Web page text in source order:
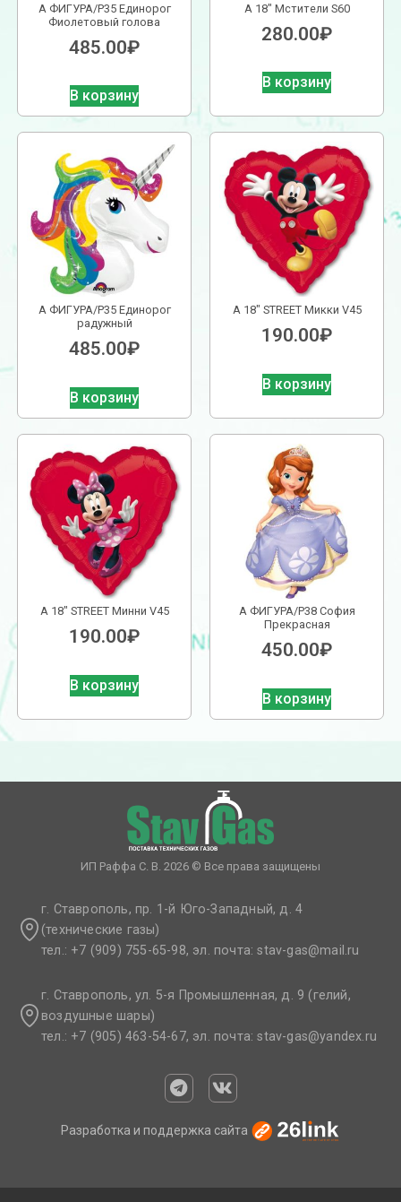
А ФИГУРА/P35 Единорог
Фиолетовый голова
485.00₽
В корзину
А 18″ Мстители S60
280.00₽
В корзину
А ФИГУРА/P35 Единорог
радужный
485.00₽
В корзину
А 18″ STREET Микки V45
190.00₽
В корзину
А 18″ STREET Минни V45
190.00₽
В корзину
А ФИГУРА/P38 София
Прекрасная
450.00₽
В корзину
ИП Раффа С. В. 2026 © Все права защищены
г. Ставрополь, пр. 1-й Юго-Западный, д. 4
(технические газы)
тел.: +7 (909) 755-65-98, эл. почта: stav-gas@mail.ru​
г. Ставрополь, ул. 5-я Промышленная, д. 9 (гелий,
воздушные шары)
тел.: +7 (905) 463-54-67, эл. почта: stav-gas@yandex.ru​
Разработка и поддержка сайта